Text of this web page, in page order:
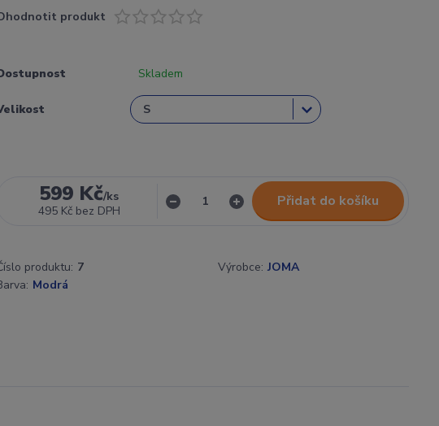
produkt
Skladem
599 Kč/ks
495 Kč bez DPH
Přidat do košíku
produktu: 7 Výrobce: JOMA
Modrá